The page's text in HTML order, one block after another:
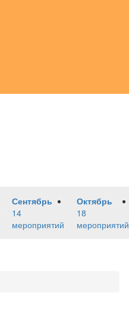
Сентябрь
14
мероприятий
Октябрь
18
мероприятий